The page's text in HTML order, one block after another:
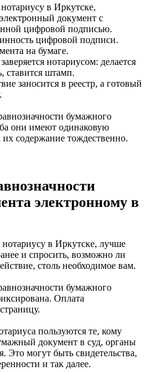
в Иркутске,
документ с
цифровой подписью.
цифровой подписи.
на бумаге.
нотариусом: делается
ставится штамп.
заносится в реестр, а готовый
бумажного
они имеют одинаковую
содержание тождественно.
электронному в
нотариусу в Иркутске, лучше
и спросить, возможно ли
столь необходимое вам.
бумажного
Оплата
пользуются те, кому
документ в суд, органы
Это могут быть свидетельства,
и так далее.